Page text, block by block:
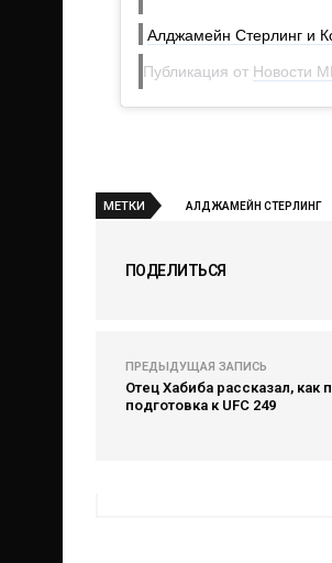
Алджамейн Стерлинг и
Публикация от Новости
МЕТКИ АЛДЖАМЕЙН СТЕРЛИНГ
ПОДЕЛИТЬСЯ
ПРЕДЫДУЩАЯ ЗАПИСЬ
Отец Хабиба рассказал, как
подготовка к UFC 249